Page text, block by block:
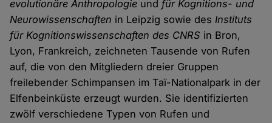
evolutionäre Anthropologie und für Kognitions- und
Neurowissenschaften in Leipzig sowie desInstituts
für Kognitionswissenschaften des CNRS in Bron,
Lyon, Frankreich, zeichneten Tausende von Rufen
auf, die von den Mitgliedern dreier Gruppen
freilebender Schimpansen im Taï-Nationalpark in der
Elfenbeinküste erzeugt wurden. Sie identifizierten
zwölf verschiedene Typen von Rufen und